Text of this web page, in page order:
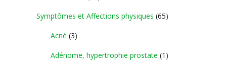
Symptômes et Affections physiques (65)
Acné (3)
Adénome, hypertrophie prostate (1)